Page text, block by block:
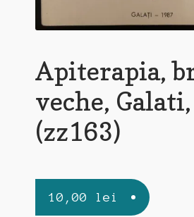
Apiterapia,
veche,
(zz163)
10,00 lei